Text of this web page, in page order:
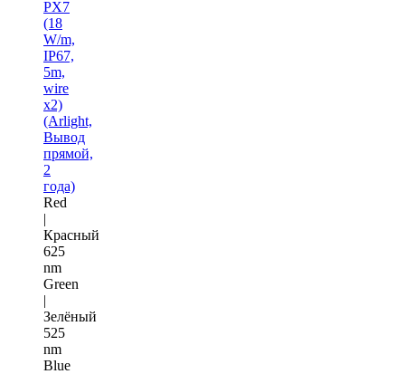
PX7
(18
W/m,
IP67,
5m,
wire
x2)
(Arlight,
Вывод
прямой,
2
года)
Red
|
Красный
625
nm
Green
|
Зелёный
525
nm
Blue